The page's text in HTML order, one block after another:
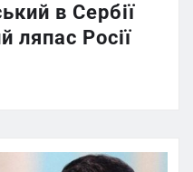
в Сербії
ляпас Росії